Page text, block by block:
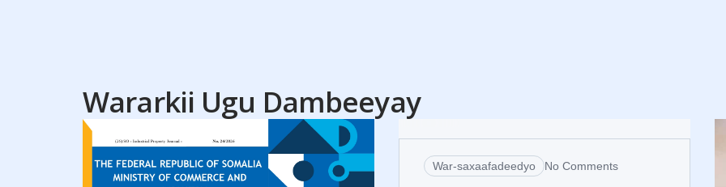
Wararkii Ugu DambeeyayJUL
War-saxaafadeedyo No Comments